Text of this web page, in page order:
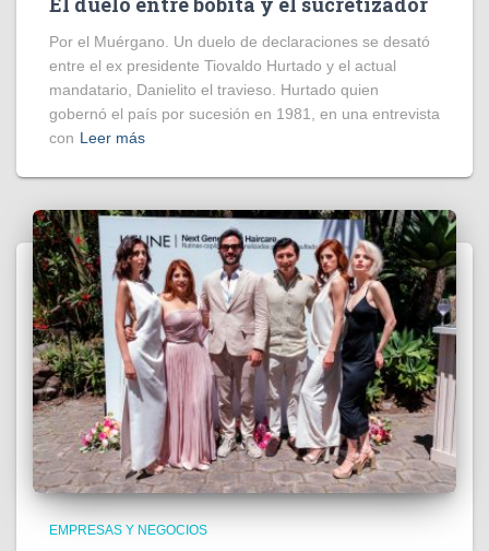
Por el Muérgano. Un duelo de declaraciones se desató
entre el ex presidente Tiovaldo Hurtado y el actual
mandatario, Danielito el travieso. Hurtado quien
gobernó el país por sucesión en 1981, en una entrevista
con Leer más
EMPRESAS Y NEGOCIOS